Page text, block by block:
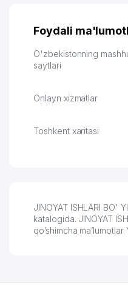
их работе значительно
обслуживания клиентов.
Рекомендую этот колл-
Vip Brand 31.07.2026 11:43:39
Foydali
O'zbekistonning
saytlari
Onlayn xizmatlar
Toshkent xaritasi
JINOYAT ISHLARI BO'
katalogida. JINOYAT
qo’shimcha